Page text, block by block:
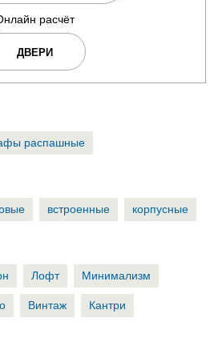
расчёт
ДВЕРИ
распашные
встроенные корпусные
Лофт
Минимализм
Винтаж
Кантри